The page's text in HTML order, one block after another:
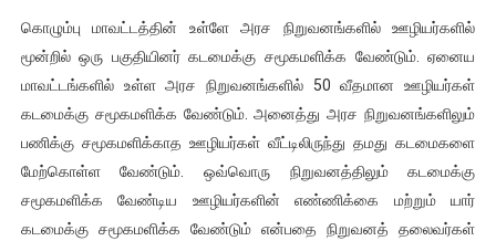
கொழும்பு மாவட்டத்தின் உள்ளே அரச நிறுவனங்களில் ஊழியர்களில்
மூன்றில் ஒரு பகுதியினர் கடமைக்கு சமூகமளிக்க வேண்டும். ஏனைய
மாவட்டங்களில் உள்ள அரச நிறுவனங்களில் 50 வீதமான ஊழியர்கள்
கடமைக்கு சமூகமளிக்க வேண்டும். அனைத்து அரச நிறுவனங்களிலும்
பணிக்கு சமூகமளிக்காத ஊழியர்கள் வீட்டிலிருந்து தமது கடமைகளை
மேற்கொள்ள வேண்டும். ஒவ்வொரு நிறுவனத்திலும் கடமைக்கு
சமூகமளிக்க வேண்டிய ஊழியர்களின் எண்ணிக்கை மற்றும் யார்
கடமைக்கு சமூகமளிக்க வேண்டும் என்பதை நிறுவனத் தலைவர்கள்